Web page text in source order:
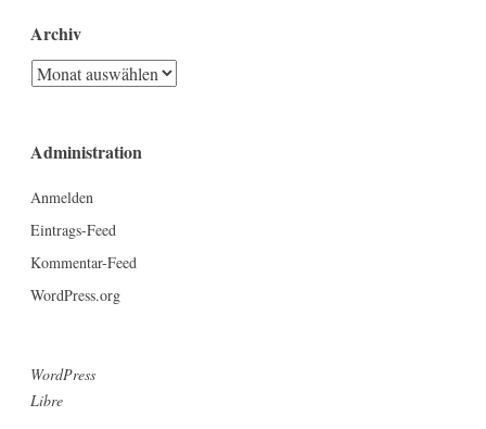
Archiv
Archiv
Administration
Anmelden
Eintrags-Feed
Kommentar-Feed
WordPress.org
WordPress
Libre